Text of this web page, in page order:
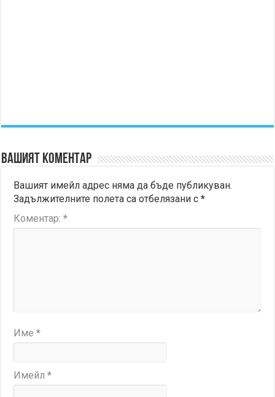
Вашият коментар
Вашият имейл адрес няма да бъде публикуван.
Задължителните полета са отбелязани с*
Коментар:*
Име*
Имейл*